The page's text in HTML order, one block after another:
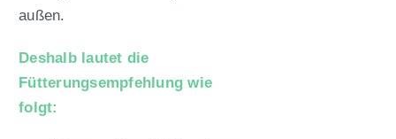
außen.
Deshalb lautet die
Fütterungsempfehlung wie
folgt: